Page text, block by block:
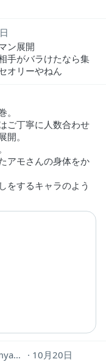
ン展開
手がバラけたなら集
オリーやねん
ご丁寧に人数合わせ
。
アモさんの身体をか
をするキャラのよう
10月20日